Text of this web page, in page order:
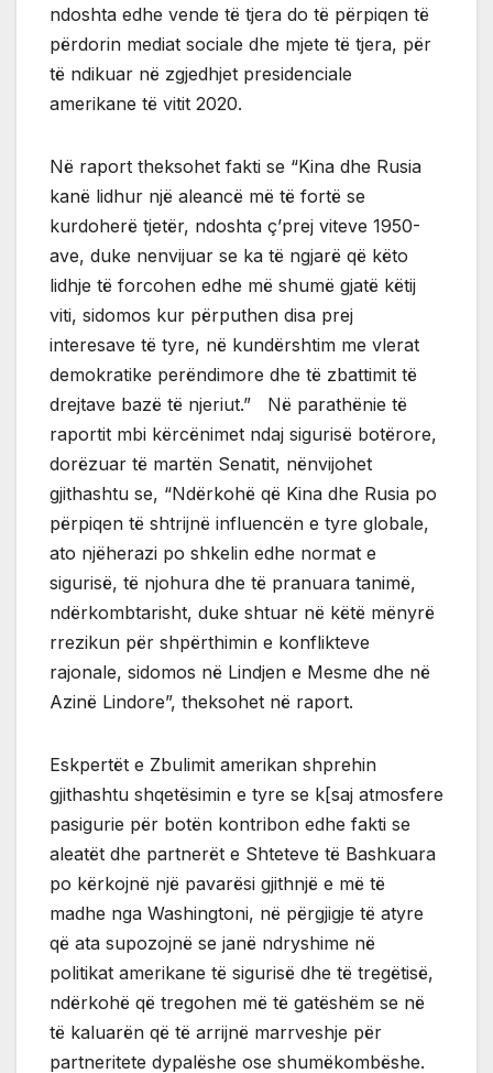
ndoshta edhe vende të tjera do të përpiqen të
përdorin mediat sociale dhe mjete të tjera, për
të ndikuar në zgjedhjet presidenciale
amerikane të vitit 2020.
Në raport theksohet fakti se “Kina dhe Rusia
kanë lidhur një aleancë më të fortë se
kurdoherë tjetër, ndoshta ç’prej viteve 1950-
ave, duke nenvijuar se ka të ngjarë që këto
lidhje të forcohen edhe më shumë gjatë këtij
viti, sidomos kur përputhen disa prej
interesave të tyre, në kundërshtim me vlerat
demokratike perëndimore dhe të zbattimit të
drejtave bazë të njeriut.” Në parathënie të
raportit mbi kërcënimet ndaj sigurisë botërore,
dorëzuar të martën Senatit, nënvijohet
gjithashtu se, “Ndërkohë që Kina dhe Rusia po
përpiqen të shtrijnë influencën e tyre globale,
ato njëherazi po shkelin edhe normat e
sigurisë, të njohura dhe të pranuara tanimë,
ndërkombtarisht, duke shtuar në këtë mënyrë
rrezikun për shpërthimin e konflikteve
rajonale, sidomos në Lindjen e Mesme dhe në
Azinë Lindore”, theksohet në raport.
Eskpertët e Zbulimit amerikan shprehin
gjithashtu shqetësimin e tyre se k[saj atmosfere
pasigurie për botën kontribon edhe fakti se
aleatët dhe partnerët e Shteteve të Bashkuara
po kërkojnë një pavarësi gjithnjë e më të
madhe nga Washingtoni, në përgjigje të atyre
që ata supozojnë se janë ndryshime në
politikat amerikane të sigurisë dhe të tregëtisë,
ndërkohë që tregohen më të gatëshëm se në
të kaluarën që të arrijnë marrveshje për
partneritete dypalëshe ose shumëkombëshe.